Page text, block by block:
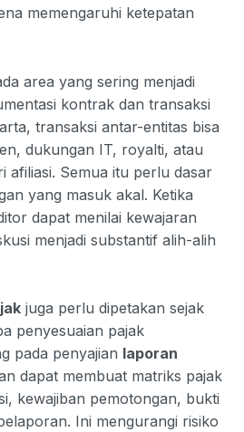
memengaruhi ketepatan
area yang sering menjadi
kontrak dan transaksi
transaksi antar-entitas bisa
dukungan IT, royalti, atau
afiliasi. Semua itu perlu dasar
yang masuk akal. Ketika
dapat menilai kewajaran
menjadi substantif alih-alih
juga perlu dipetakan sejak
penyesuaian pajak
pada penyajian laporan
dapat membuat matriks pajak
kewajiban pemotongan, bukti
Ini mengurangi risiko